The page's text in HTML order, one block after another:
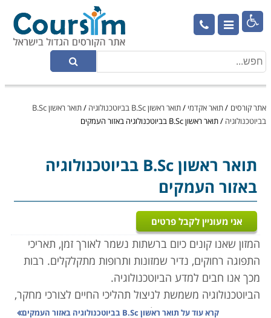

אתר קורסים /תואר אקדמי /תואר ראשון B.Sc בביוטכנולוגיה /
תואר ראשון B.Sc
בביוטכנולוגיה /תואר ראשון B.Sc בביוטכנולוגיה באזור העמקים
תואר ראשון B.Sc בביוטכנולוגיה
באזור העמקים
אני מעוניין לקבל פרטים
המזון שאנו קונים כיום ברשתות נשמר לאורך זמן, תאריכי
התפוגה רחוקים, נדיר שמזונות ותרופות מתקלקלים. רבות
מכך אנו חבים למדע הביוטכנולוגיה.
הביוטכנולוגיה משמשת לניצול תהליכי החיים לצורכי מחקר,
ייצור ופיתוח בתעשיות ביולוגיות ברפואה, קוסמטיקה
קרא עוד על תואר ראשון B.Sc בביוטכנולוגיה באזור העמקים